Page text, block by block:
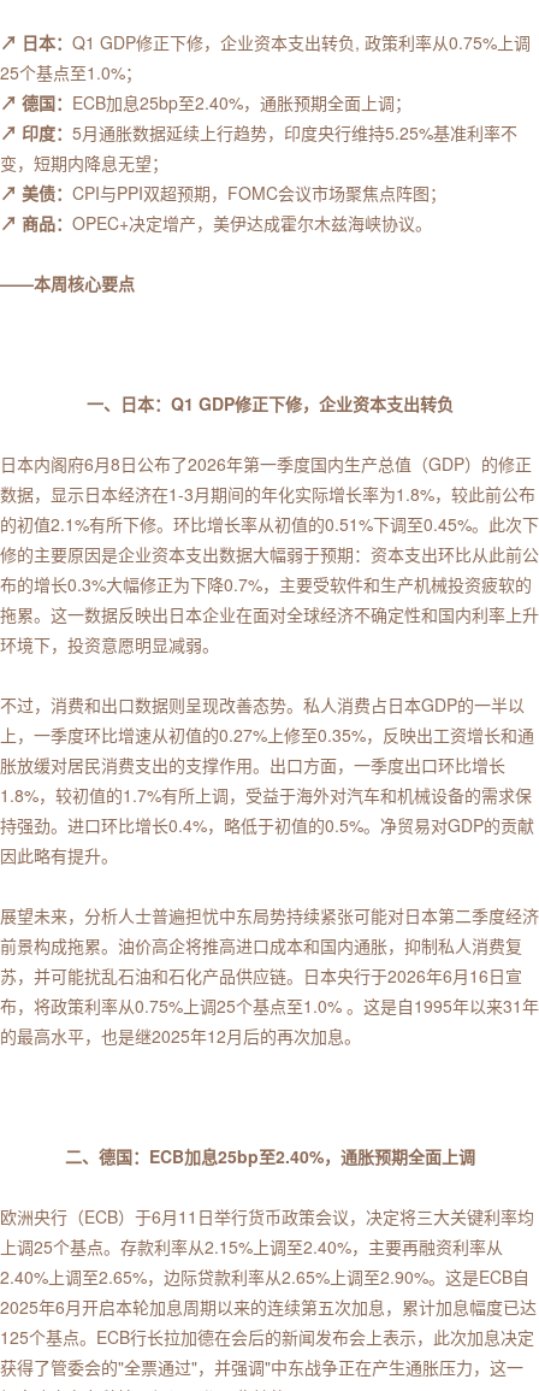
↗ 日本： Q1 GDP修正下修，企业资本支出转负, 政策利率从0.75%上调
25个基点至1.0%；
↗ 德国： ECB加息25bp至2.40%，通胀预期全面上调；
↗ 印度： 5月通胀数据延续上行趋势，印度央行维持5.25%基准利率不
变，短期内降息无望；
↗ 美债： CPI与PPI双超预期，FOMC会议市场聚焦点阵图；
↗ 商品： OPEC+决定增产，美伊达成霍尔木兹海峡协议。
——本周核心要点
一、日本：Q1 GDP修正下修，企业资本支出转负
日本内阁府6月8日公布了2026年第一季度国内生产总值（GDP）的修正
数据，显示日本经济在1-3月期间的年化实际增长率为1.8%，较此前公布
的初值2.1%有所下修。环比增长率从初值的0.51%下调至0.45%。此次下
修的主要原因是企业资本支出数据大幅弱于预期：资本支出环比从此前公
布的增长0.3%大幅修正为下降0.7%，主要受软件和生产机械投资疲软的
拖累。这一数据反映出日本企业在面对全球经济不确定性和国内利率上升
环境下，投资意愿明显减弱。
不过，消费和出口数据则呈现改善态势。私人消费占日本GDP的一半以
上，一季度环比增速从初值的0.27%上修至0.35%，反映出工资增长和通
胀放缓对居民消费支出的支撑作用。出口方面，一季度出口环比增长
1.8%，较初值的1.7%有所上调，受益于海外对汽车和机械设备的需求保
持强劲。进口环比增长0.4%，略低于初值的0.5%。净贸易对GDP的贡献
因此略有提升。
展望未来，分析人士普遍担忧中东局势持续紧张可能对日本第二季度经济
前景构成拖累。油价高企将推高进口成本和国内通胀，抑制私人消费复
苏，并可能扰乱石油和石化产品供应链。日本央行于2026年6月16日宣
布，将政策利率从0.75%上调25个基点至1.0% 。这是自1995年以来31年
的最高水平，也是继2025年12月后的再次加息。
二、德国：ECB加息25bp至2.40%，通胀预期全面上调
欧洲央行（ECB）于6月11日举行货币政策会议，决定将三大关键利率均
上调25个基点。存款利率从2.15%上调至2.40%，主要再融资利率从
2.40%上调至2.65%，边际贷款利率从2.65%上调至2.90%。这是ECB自
2025年6月开启本轮加息周期以来的连续第五次加息，累计加息幅度已达
125个基点。ECB行长拉加德在会后的新闻发布会上表示，此次加息决定
获得了管委会的"全票通过"，并强调"中东战争正在产生通胀压力，这一